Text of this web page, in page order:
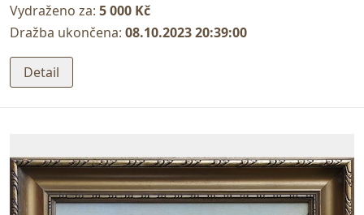
Vydraženo za: 5 000 Kč
Dražba ukončena: 08.10.2023 20:39:00
Detail